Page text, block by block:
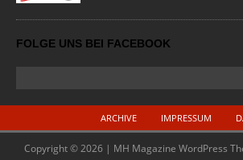
FOLGE UNS BEI FACEBOOK
ARCHIVE IMPRESSUM
Copyright © 2026 | MH Magazine WordPress